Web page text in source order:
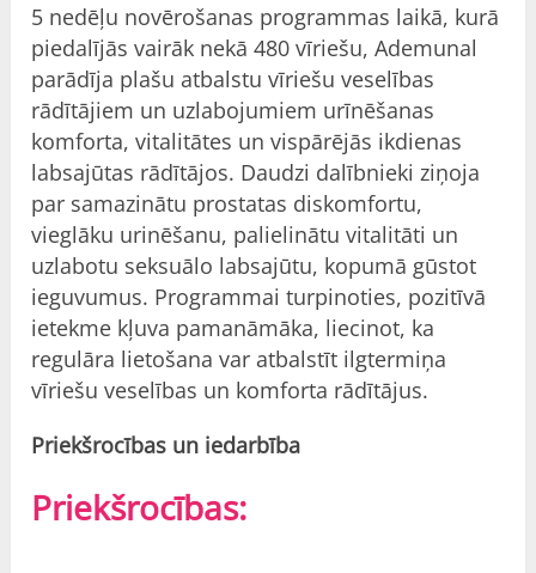
5 nedēļu novērošanas programmas laikā, kurā
piedalījās vairāk nekā 480 vīriešu, Ademunal
parādīja plašu atbalstu vīriešu veselības
rādītājiem un uzlabojumiem urīnēšanas
komforta, vitalitātes un vispārējās ikdienas
labsajūtas rādītājos. Daudzi dalībnieki ziņoja
par samazinātu prostatas diskomfortu,
vieglāku urinēšanu, palielinātu vitalitāti un
uzlabotu seksuālo labsajūtu, kopumā gūstot
ieguvumus. Programmai turpinoties, pozitīvā
ietekme kļuva pamanāmāka, liecinot, ka
regulāra lietošana var atbalstīt ilgtermiņa
vīriešu veselības un komforta rādītājus.
Priekšrocības un iedarbība
Priekšrocības: